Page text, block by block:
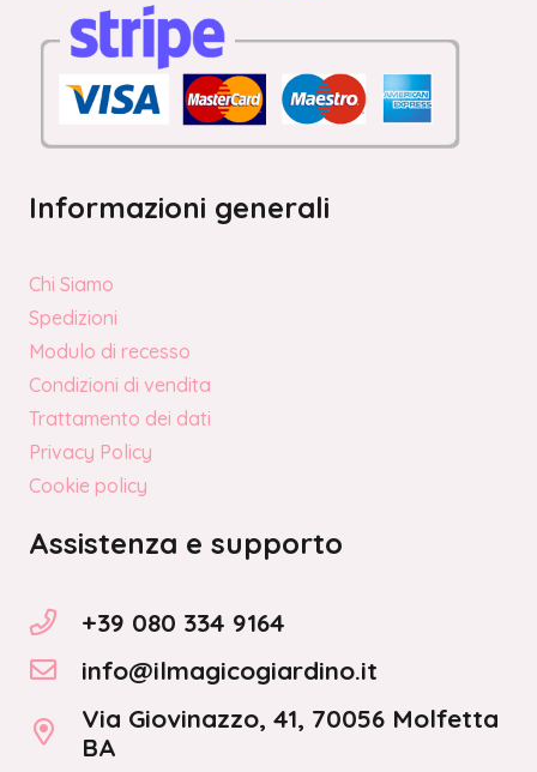
Informazioni generali
Chi Siamo
Spedizioni
Modulo di recesso
Condizioni di vendita
Trattamento dei dati
Privacy Policy
Cookie policy
Assistenza e supporto
+39 080 334 9164
info@ilmagicogiardino.it
Via Giovinazzo, 41, 70056 Molfetta
BA